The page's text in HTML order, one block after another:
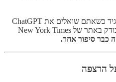
- נגיד כשאתם שואלים את ChatGPT
שאלה ומקבלים תשובה - אם הוא בודק באתר של New York Times
כבר סיפור אחר.